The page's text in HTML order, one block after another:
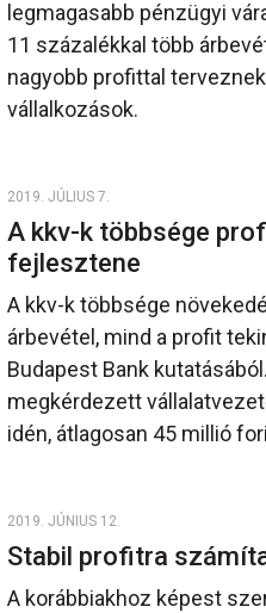
legmagasabb pénzügyi
11 százalékkal több
nagyobb profittal
vállalkozások.
2019. JÚLIUS 7.
A kkv-k többsége
fejlesztene
A kkv-k többsége
árbevétel, mind a profit
Budapest Bank
megkérdezett
idén, átlagosan 45 millió
2019. JÚNIUS 12.
Stabil profitra
A korábbiakhoz képest